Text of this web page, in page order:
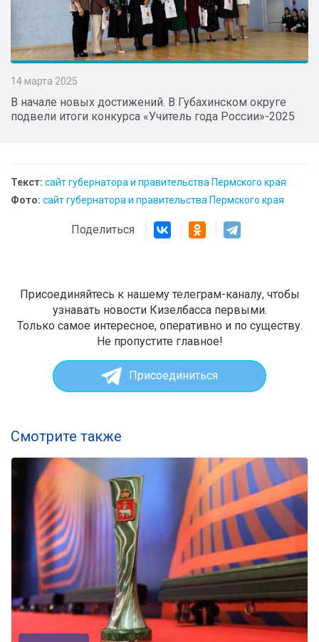
14 марта 2025
В начале новых достижений. В Губахинском округе
подвели итоги конкурса «Учитель года России»-2025
Текст: сайт губернатора и правительства Пермского края
Фото: сайт губернатора и правительства Пермского края
Поделиться
Присоединяйтесь к нашему телеграм-каналу, чтобы
узнавать новости Кизелбасса первыми.
Только самое интересное, оперативно и по существу.
Не пропустите главное!
Присоединиться
Смотрите также